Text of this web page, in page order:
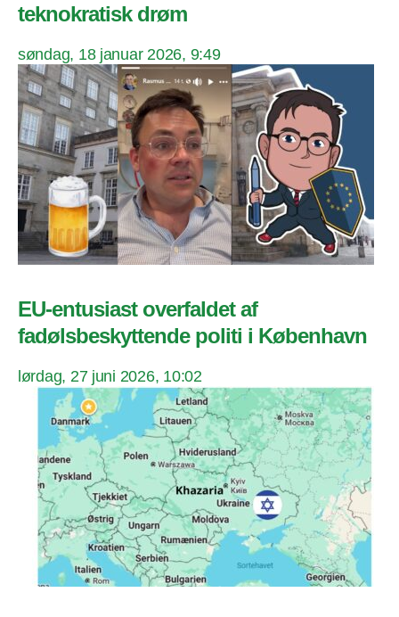
teknokratisk drøm
søndag, 18 januar 2026, 9:49
EU-entusiast overfaldet af
fadølsbeskyttende politi i København
lørdag, 27 juni 2026, 10:02